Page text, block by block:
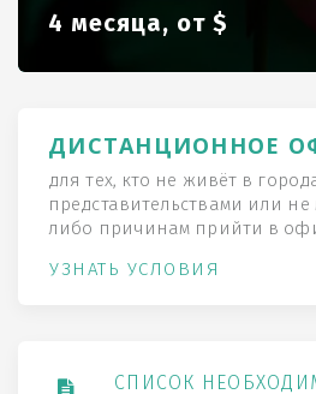
4 месяца, от $
ДИСТАНЦИОННОЕ
для тех, кто не живёт в
представительствами или
либо причинам прийти в
УЗНАТЬ УСЛОВИЯ
СПИСОК